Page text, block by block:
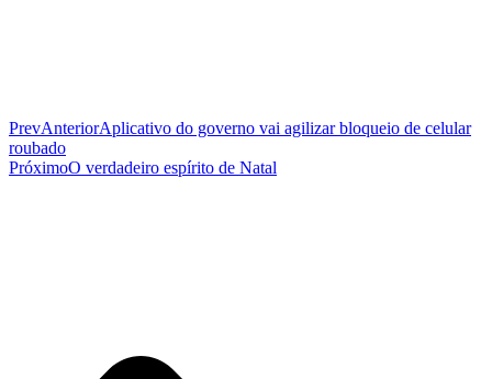
PrevAnteriorAplicativo do governo vai agilizar bloqueio de celular
roubado
PróximoO verdadeiro espírito de Natal